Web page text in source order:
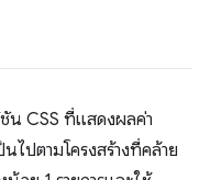
น CSS ที่แสดงผลค่า
นไปตามโครงสร้างที่คล้าย